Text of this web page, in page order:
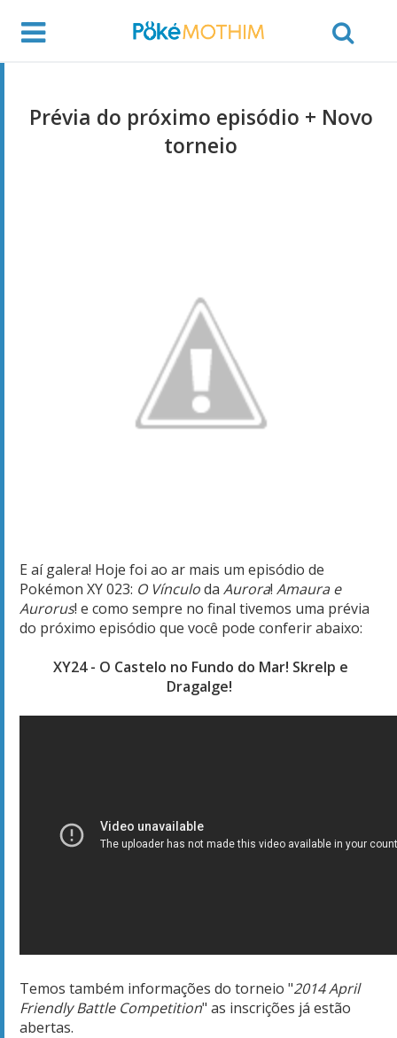
Prévia do próximo episódio + Novo
torneio
E aí galera! Hoje foi ao ar mais um episódio de
Pokémon XY 023: O Vínculoda Aurora! Amaura e
Aurorus! e como sempre no final tivemos uma prévia
do próximo episódio que você pode conferir abaixo:
XY24 - O Castelo no Fundo do Mar! Skrelp e
Dragalge!
Temos também informações do torneio "2014 April
Friendly Battle Competition" as inscrições já estão
abertas.